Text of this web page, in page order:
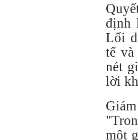
định
Lối
tế và
nét
lời
một